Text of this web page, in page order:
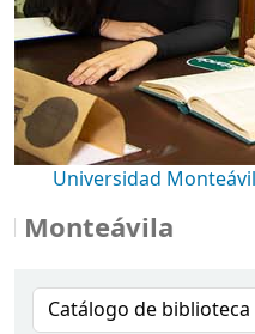
Universidad